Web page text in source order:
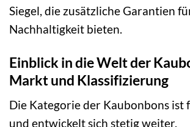
Siegel, die zusätzliche Garantien
Nachhaltigkeit bieten.
Einblick in die Welt der
Markt und Klassifizierung
Die Kategorie der Kaubonbons ist
und entwickelt sich stetig weiter.